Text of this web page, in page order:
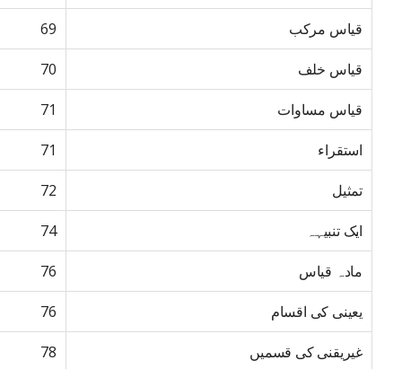
قیاس مرکب 69
قیاس خلف 70
قیاس مساوات 71
استقراء 71
تمثیل 72
ایک تنبیہہ 74
مادہ قیاس 76
یعینی کی اقسام 76
غیریقنی کی قسمیں 78